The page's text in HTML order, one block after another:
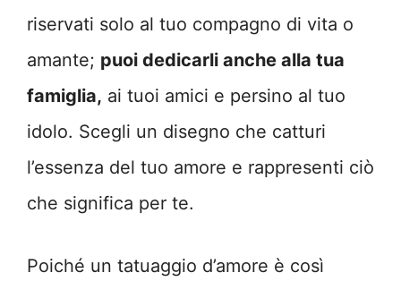
riservati solo al tuo compagno di vita o
amante; puoi dedicarli anche alla tua
famiglia, ai tuoi amici e persino al tuo
idolo. Scegli un disegno che catturi
l’essenza del tuo amore e rappresenti ciò
che significa per te.
Poiché un tatuaggio d’amore è così